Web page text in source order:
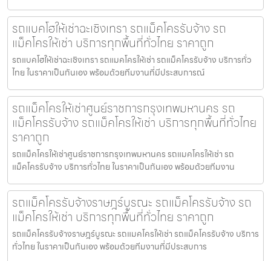
รถแบคโฮให้เช่าฉะเชิงเทรา รถแม็คโครรับจ้าง รถ
แม็คโครให้เช่า บริการทุกพื้นที่ทั่วไทย ราคาถูก
รถแบคโฮให้เช่าฉะเชิงเทรา รถแมคโครให้เช่า รถแม็คโครรับจ้าง บริการทั่ว
ไทย ในราคาเป็นกันเอง พร้อมด้วยทีมงานที่มีประสบการณ์
รถแม็คโครให้เช่าศูนย์ราชการกรุงเทพมหานคร รถ
แม็คโครรับจ้าง รถแม็คโครให้เช่า บริการทุกพื้นที่ทั่วไทย
ราคาถูก
รถแม็คโครให้เช่าศูนย์ราชการกรุงเทพมหานคร รถแมคโครให้เช่า รถ
แม็คโครรับจ้าง บริการทั่วไทย ในราคาเป็นกันเอง พร้อมด้วยทีมงาน
รถแม็คโครรับจ้างราษฎร์บูรณะ รถแม็คโครรับจ้าง รถ
แม็คโครให้เช่า บริการทุกพื้นที่ทั่วไทย ราคาถูก
รถแม็คโครรับจ้างราษฎร์บูรณะ รถแมคโครให้เช่า รถแม็คโครรับจ้าง บริการ
ทั่วไทย ในราคาเป็นกันเอง พร้อมด้วยทีมงานที่มีประสบการ